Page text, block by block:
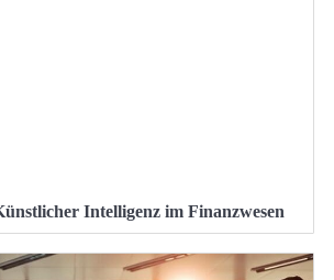
Intelligenz im Finanzwesen